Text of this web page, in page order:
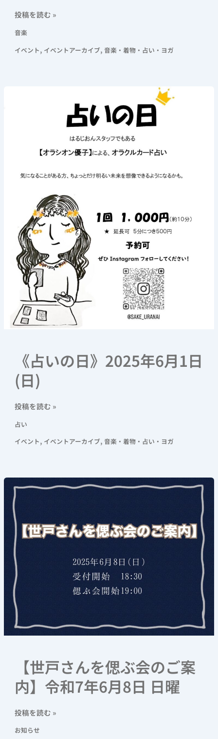
投稿を読む »
音楽
イベント, イベントアーカイブ, 音楽・着物・占い・ヨガ
《占いの日》2025年6月1日
(日)
月
投稿を読む »
占い
イベント, イベントアーカイブ, 音楽・着物・占い・ヨガ
【世戸さんを偲ぶ会のご案
内】令和7年6月8日 日曜
【世
戸
さ
ん
を
偲
ぶ
会
の
ご
案
内】
令
和
月
8
日
曜
投稿を読む »
お知らせ